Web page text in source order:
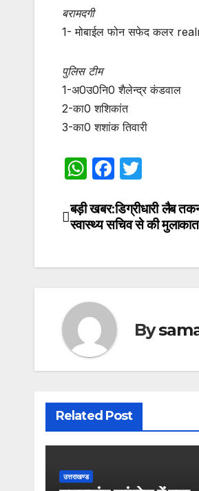
बरामदगी
1- मोबाईल फोन सफेद कलर
पुलिस टीम
1-अ0उ0नि0 शैलेन्द्र कंडवाल
2-का0 शशिकांत
3-का0 शशांक तिवारी
W
at
s
p
F
c
e
k
itt
er
Post
बड़ी खबर:डिग्रीधारी लैब
स्वास्थ्य सचिव से की मुलाकात,
By
Related Post
उत्तराखण्ड